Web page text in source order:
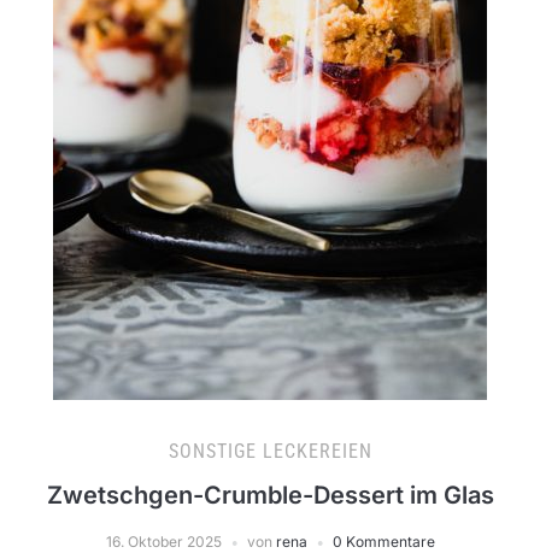
SONSTIGE LECKEREIEN
Zwetschgen-Crumble-Dessert im Glas
16. Oktober 2025 von rena 0 Kommentare